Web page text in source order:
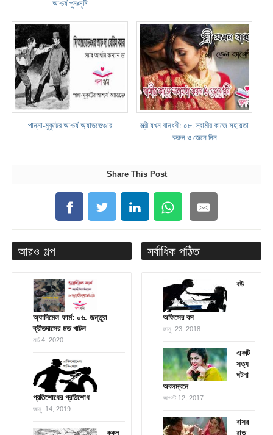
আশ্চর্য পুনঃসৃষ্টি
পান্না-মুকুটের আশ্চর্য অ্যাডভেঞ্চার
স্ত্রী যখন বান্ধবী: ০৮. স্বামীর কাজে সহায়তা
করুন ও জেনে নিন
Share This Post
আরও গল্প
অ্যানিমেল ফার্ম: ০৬. জন্তুরা
ক্রীতদাসের মত খাটল
মার্চ 4, 2020
প্রতিশোধের প্রতিশোধ
জানু. 14, 2019
কুকুল
সর্বাধিক পঠিত
বউ
অফিসের বস
জানু. 23, 2018
একটি
সত্য
ঘটনা
অবলম্বনে
আগস্ট 12, 2017
বাসর
রাত